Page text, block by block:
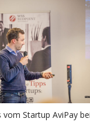
vom Startup AviPay